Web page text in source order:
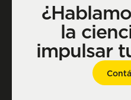
la
impulsar